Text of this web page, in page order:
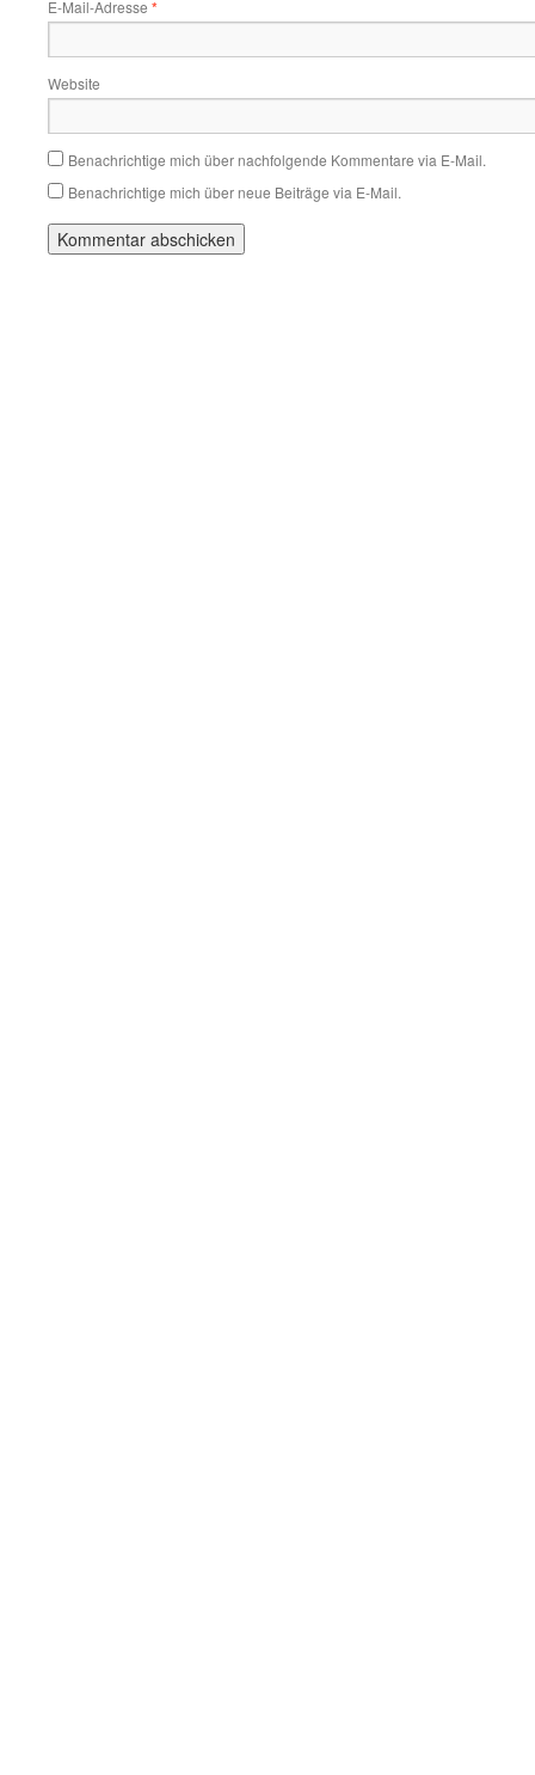
E-Mail-Adresse *
Website
Benachrichtige mich über nachfolgende Kommentare via E-Mail.
Benachrichtige mich über neue Beiträge via E-Mail.